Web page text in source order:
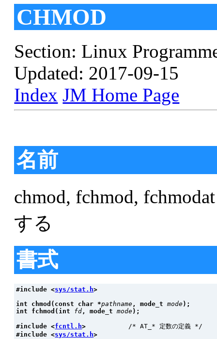
CHMOD
Section: Linux
Updated: 2017-09-15
Index JM Home Page
名前
chmod, fchmod,
する
書式
#include <sys/stat.h>
int chmod(const char *pathname , mode_t mode);
int fchmod(int fd , mode_t mode);
#include <fcntl.h>
#include <sys/stat.h>